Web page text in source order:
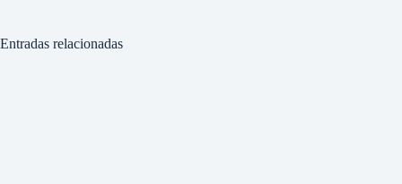
Entradas relacionadas